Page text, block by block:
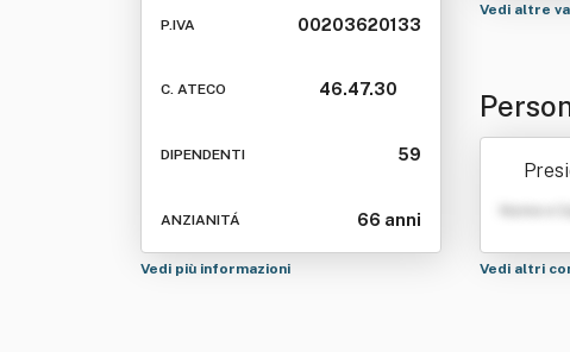
P.IVA 00203620133
C. ATECO 46.47.30
DIPENDENTI 59
ANZIANITÁ 66 anni
Vedi più informazioni
Vedi altre
Nome e
Vedi altri